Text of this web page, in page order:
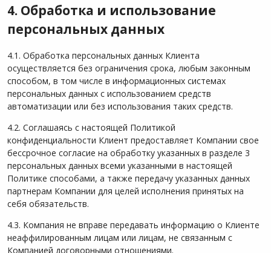
4. Обработка и использование
персональных данных
4.1. Обработка персональных данных Клиента
осуществляется без ограничения срока, любым законным
способом, в том числе в информационных системах
персональных данных с использованием средств
автоматизации или без использования таких средств.
4.2. Соглашаясь с настоящей Политикой
конфиденциальности Клиент предоставляет Компании свое
бессрочное согласие на обработку указанных в разделе 3
персональных данных всеми указанными в настоящей
Политике способами, а также передачу указанных данных
партнерам Компании для целей исполнения принятых на
себя обязательств.
4.3. Компания не вправе передавать информацию о Клиенте
неаффилированным лицам или лицам, не связанным с
Компанией договорными отношениями.